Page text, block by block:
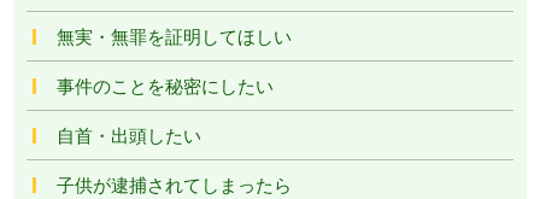
無実・無罪を証明してほしい
事件のことを秘密にしたい
自首・出頭したい
子供が逮捕されてしまったら